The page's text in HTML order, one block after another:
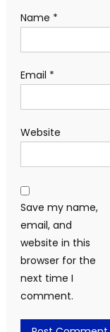
Name *
Email *
Website
Save my name,
email, and
website in this
browser for the
next time I
comment.